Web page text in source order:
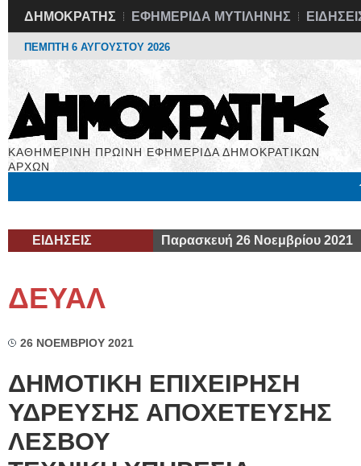
ΔΗΜΟΚΡΑΤΗΣ ΕΦΗΜΕΡΙΔΑ ΜΥΤΙΛΗΝΗΣ
ΠΕΜΠΤΗ 6 ΑΥΓΟΥΣΤΟΥ 2026
ΚΑΘΗΜΕΡΙΝΗ ΠΡΩΙΝΗ ΕΦΗΜΕΡΙΔΑ ΔΗΜΟΚΡΑΤΙΚΩΝ
ΑΡΧΩΝ
ΕΙΔΗΣΕΙΣ Παρασκευή 26 Νοεμβρίου 2021
ΔΕΥΑΛ
26 ΝΟΕΜΒΡΙΟΥ 2021
ΔΗΜΟΤΙΚΗ ΕΠΙΧΕΙΡΗΣΗ
ΥΔΡΕΥΣΗΣ ΑΠΟΧΕΤΕΥΣΗΣ
ΛΕΣΒΟΥ